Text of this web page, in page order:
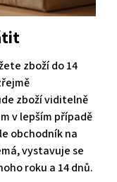
zboží do 14
zboží viditelně
v lepším případě
obchodník na
vystavuje se
roku a 14 dnů.